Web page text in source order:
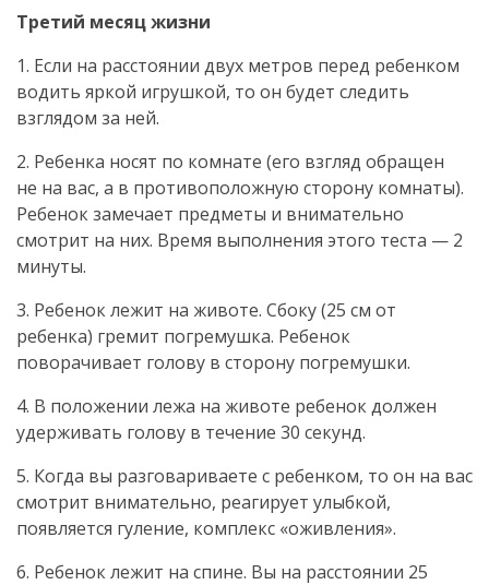
Третий месяц жизни
1. Если на расстоянии двух метров перед ребенком
водить яркой игрушкой, то он будет следить
взглядом за ней.
2. Ребенка носят по комнате (его взгляд обращен
не на вас, а в противоположную сторону комнаты).
Ребенок замечает предметы и внимательно
смотрит на них. Время выполнения этого теста — 2
минуты.
3. Ребенок лежит на животе. Сбоку (25 см от
ребенка) гремит погремушка. Ребенок
поворачивает голову в сторону погремушки.
4. В положении лежа на животе ребенок должен
удерживать голову в течение 30 секунд.
5. Когда вы разговариваете с ребенком, то он на вас
смотрит внимательно, реагирует улыбкой,
появляется гуление, комплекс «оживления».
6. Ребенок лежит на спине. Вы на расстоянии 25